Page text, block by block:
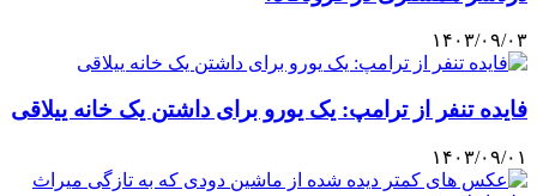
۱۴۰۳/۰۹/۰۳
فایده تنفر از ترامپ: یک یورو برای داشتن یک خانه ییلاقی
۱۴۰۳/۰۹/۰۱